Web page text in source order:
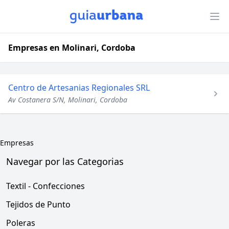
Empresas en Molinari, Cordoba
Centro de Artesanias Regionales SRL
Av Costanera S/N, Molinari, Cordoba
Empresas
Navegar por las Categorias
Textil - Confecciones
Tejidos de Punto
Poleras